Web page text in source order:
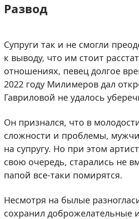
Развод
Супруги так и не смогли
к выводу, что им стоит
отношениях, певец долгое
2022 году Милимеров дал
Гавриловой не удалось
Он признался, что в
сложности и проблемы,
на супругу. Но при этом
свою очередь, старались не
папой все-таки помирятся.
Несмотря на былые
сохранил доброжелательные